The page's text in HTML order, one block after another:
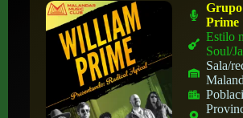
Prime
Estilo
Soul/
Sala/